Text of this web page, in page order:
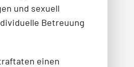
und sexuell
Betreuung
einen